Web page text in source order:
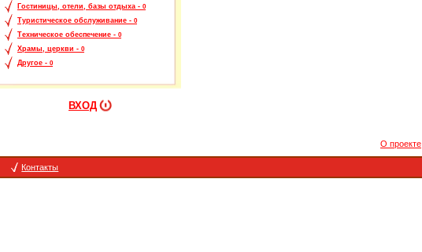
Гостиницы, отели, базы отдыха - 0
Туристическое обслуживание - 0
Техническое обеспечение - 0
Храмы, церкви - 0
Другое - 0
ВХОД
О проекте
Контакты